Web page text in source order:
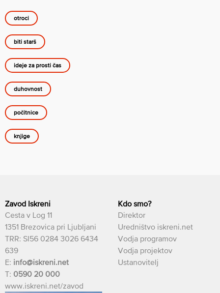
otroci
biti starš
ideje za prosti čas
duhovnost
počitnice
knjige
Zavod Iskreni
Cesta v Log 11
1351 Brezovica pri Ljubljani
TRR: SI56 0284 3026 6434
639
E: info@iskreni.net
T: 0590 20 000
www.iskreni.net/zavod
Kdo smo?
Direktor
Uredništvo iskreni.net
Vodja programov
Vodja projektov
Ustanovitelj